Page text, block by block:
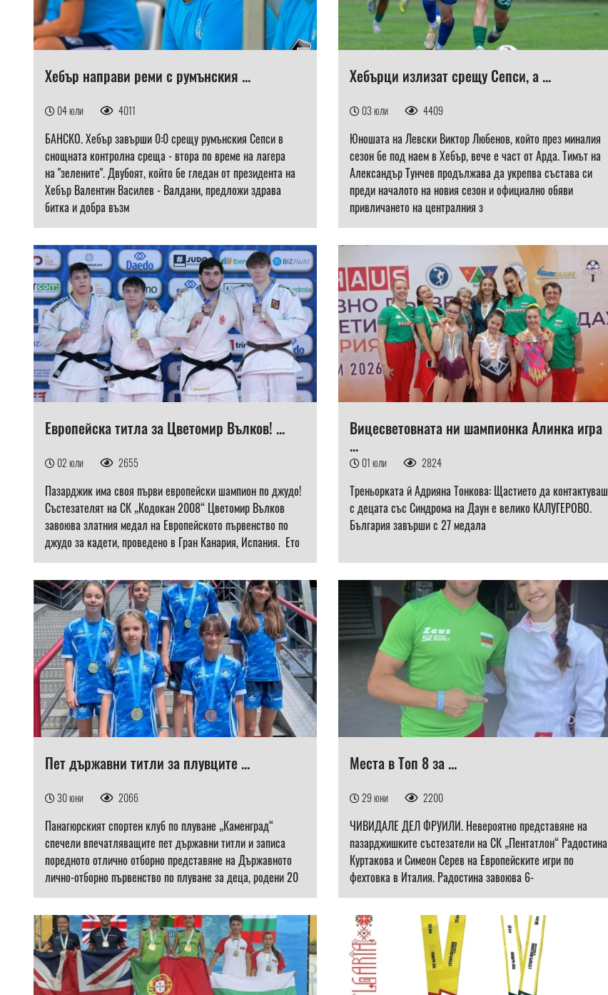
Хебър направи реми с румънския ...
04 юли 4011
БАНСКО. Хебър завърши 0:0 срещу румънския Сепси в
снощната контролна среща - втора по време на лагера
на "зелените". Двубоят, който бе гледан от президента на
Хебър Валентин Василев - Валдани, предложи здрава
битка и добра възм
Хебърци излизат срещу Сепси, а ...
03 юли 4409
Юношата на Левски Виктор Любенов, който през миналия
сезон бе под наем в Хебър, вече е част от Арда. Тимът на
Александър Тунчев продължава да укрепва състава си
преди началото на новия сезон и официално обяви
привличането на централния з
Европейска титла за Цветомир Вълков! ...
02 юли 2655
Пазарджик има своя първи европейски шампион по джудо!
Състезателят на СК „Кодокан 2008“ Цветомир Вълков
завоюва златния медал на Европейското първенство по
джудо за кадети, проведено в Гран Канария, Испания. Ето
Вицесветовната ни шампионка Алинка игра
...
01 юли 2824
Треньорката й Адрияна Тонкова: Щастието да контактуваш
с децата със Синдрома на Даун е велико КАЛУГЕРОВО.
България завърши с 27 медала
Пет държавни титли за плувците ...
30 юни 2066
Панагюрският спортен клуб по плуване „Каменград“
спечели впечатляващите пет държавни титли и записа
поредното отлично отборно представяне на Държавното
лично-отборно първенство по плуване за деца, родени 20
Места в Топ 8 за ...
29 юни 2200
ЧИВИДАЛЕ ДЕЛ ФРУИЛИ. Невероятно представяне на
пазарджишките състезатели на СК „Пентатлон“ Радостина
Куртакова и Симеон Серев на Европейските игри по
фехтовка в Италия. Радостина завоюва 6-